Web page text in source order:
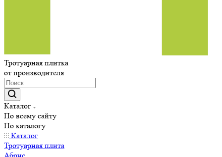
Тротуарная плитка
от производителя
Каталог
По всему сайту
По каталогу
Каталог
Тротуарная плита